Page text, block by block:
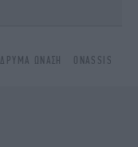
ΊΔΡΥΜΑ ΩΝΆΣΗ ONASSIS